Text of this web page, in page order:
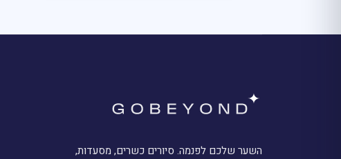
השער שלכם לפנמה. סיורים כשרים, מסעדות,